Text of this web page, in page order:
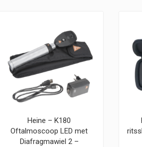
Heine – K180
Oftalmoscoop LED met
Diafragmawiel 2 –